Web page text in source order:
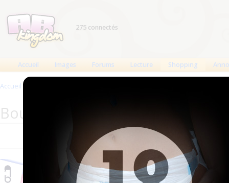
275 connectés
Accueil Images Forums Lecture Shopping
Accueil >
Boutique : AC Medical Supplies
Informations mises à jour le 15 nov. 2013